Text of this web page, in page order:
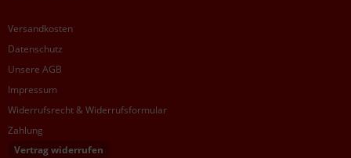
Versandkosten
Datenschutz
Unsere AGB
Impressum
Widerrufsrecht & Widerrufsformular
Zahlung
Vertrag widerrufen